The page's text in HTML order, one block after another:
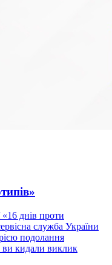
«16 днів проти
служба України
подолання
ви кидали виклик